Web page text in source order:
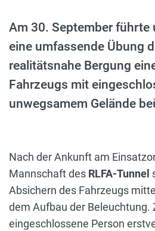
Am 30. September führte
eine umfassende Übung
realitätsnahe Bergung
Fahrzeugs mit
unwegsamem Gelände
Nach der Ankunft am
Mannschaft des RLFA-Tunnel
Absichern des Fahrzeugs
dem Aufbau der Beleuchtung.
eingeschlossene Person